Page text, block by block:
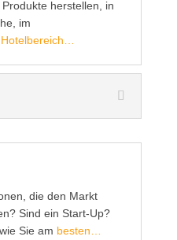
herstellen, in
im
Hotelbereich…
die den Markt
Sind ein Start-Up?
Sie am besten…